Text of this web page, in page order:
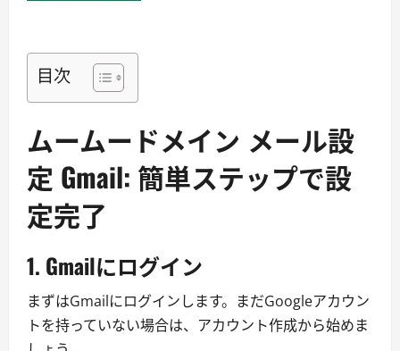
目次
ムームードメイン メール設
定 Gmail: 簡単ステップで設
定完了
1. Gmailにログイン
まずはGmailにログインします。まだGoogleアカウン
トを持っていない場合は、アカウント作成から始めま